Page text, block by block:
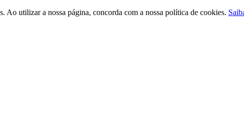
utilizar a nossa página, concorda com a nossa política de cookies.